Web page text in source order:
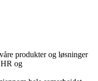
produkter og løsninger
og